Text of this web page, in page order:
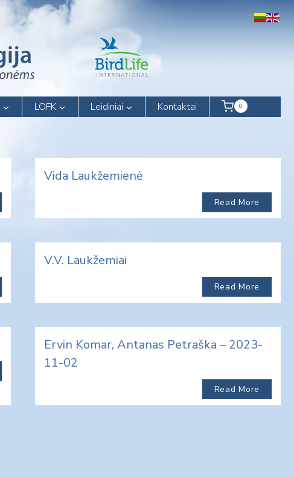
LOFK Leidiniai Kontaktai 0
Vida Laukžemienė
Read More
V.V. Laukžemiai
Read More
Ervin Komar, Antanas Petraška – 2023-
11-02
Read More